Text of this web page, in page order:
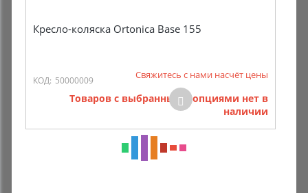
Кресло-коляска Ortonica Base 155
КОД: 50000009 Свяжитесь с нами насчёт цены
Товаров с выбранными опциями нет в
наличии